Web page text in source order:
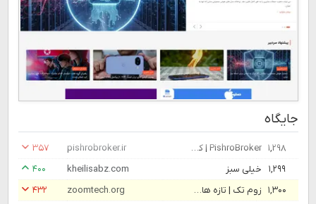
جایگاه
۱,۲۹۸ PishroBroker | کارگزاری پیشرو pishrobroker.ir
۳۵۷
۱,۲۹۹
خیلی سبز kheilisabz.com
۴۰۰
۱,۳۰۰
زوم تک | تازه های تکنولوژی | اخبار فناوری zoomtech.org
۴۳۲